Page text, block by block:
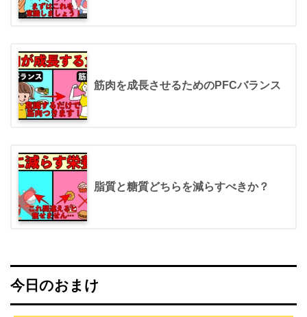
筋肉を成長させるためのPFCバランス
脂質と糖質どちらを減らすべきか？
今日のおまけ